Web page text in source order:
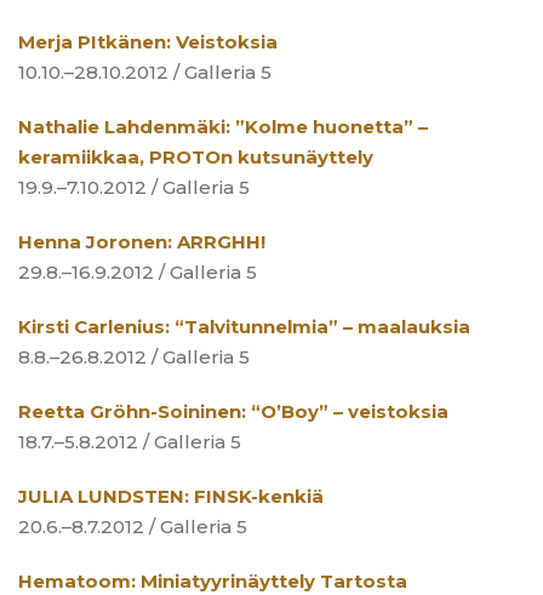
Merja PItkänen: Veistoksia
10.10.–28.10.2012 / Galleria 5
Nathalie Lahdenmäki: ”Kolme huonetta” –
keramiikkaa, PROTOn kutsunäyttely
19.9.–7.10.2012 / Galleria 5
Henna Joronen: ARRGHH!
29.8.–16.9.2012 / Galleria 5
Kirsti Carlenius: “Talvitunnelmia” – maalauksia
8.8.–26.8.2012 / Galleria 5
Reetta Gröhn-Soininen: “O’Boy” – veistoksia
18.7.–5.8.2012 / Galleria 5
JULIA LUNDSTEN: FINSK-kenkiä
20.6.–8.7.2012 / Galleria 5
Hematoom: Miniatyyrinäyttely Tartosta